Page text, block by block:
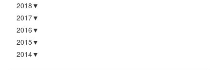
2018
2017
2016
2015
2014